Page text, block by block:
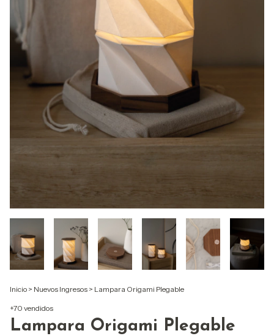
Inicio > Nuevos Ingresos > Lampara Origami Plegable
+70 vendidos
Lampara Origami Plegable